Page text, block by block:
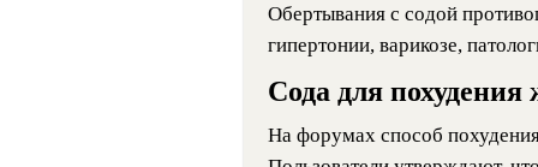
Обертывания с содой
гипертонии, варикозе,
Сода для
На форумах способ